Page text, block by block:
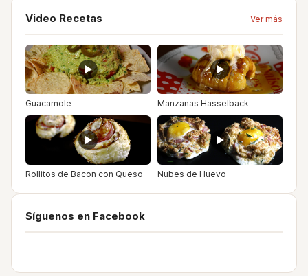
Video Recetas Ver más
Guacamole Manzanas Hasselback
Rollitos de Bacon con Queso Nubes de Huevo
Síguenos en Facebook